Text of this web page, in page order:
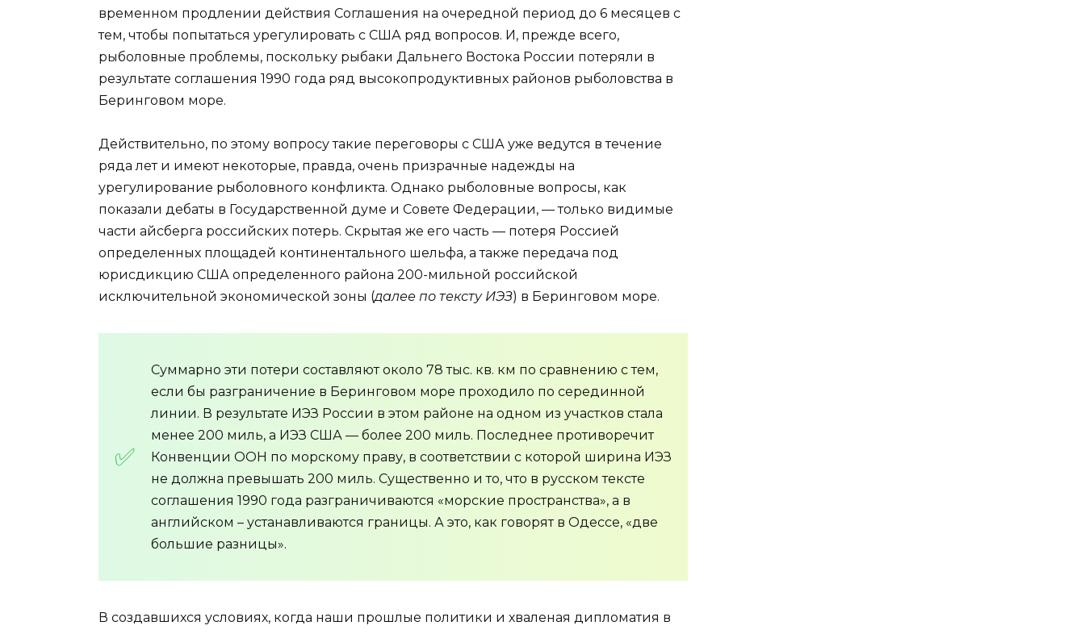
временном продлении действия Соглашения на очередной период до 6 месяцев с
тем, чтобы попытаться урегулировать с США ряд вопросов. И, прежде всего,
рыболовные проблемы, поскольку рыбаки Дальнего Востока России потеряли в
результате соглашения 1990 года ряд высокопродуктивных районов рыболовства в
Беринговом море.
Действительно, по этому вопросу такие переговоры с США уже ведутся в течение
ряда лет и имеют некоторые, правда, очень призрачные надежды на
урегулирование рыболовного конфликта. Однако рыболовные вопросы, как
показали дебаты в Государственной думе и Совете Федерации, — только видимые
части айсберга российских потерь. Скрытая же его часть — потеря Россией
определенных площадей континентального шельфа, а также передача под
юрисдикцию США определенного района 200-мильной российской
исключительной экономической зоны (далее по тексту ИЭЗ) в Беринговом море.
Суммарно эти потери составляют около 78 тыс. кв. км по сравнению с тем,
если бы разграничение в Беринговом море проходило по серединной
линии. В результате ИЭЗ России в этом районе на одном из участков стала
менее 200 миль, а ИЭЗ США — более 200 миль. Последнее противоречит
Конвенции ООН по морскому праву, в соответствии с которой ширина ИЭЗ
не должна превышать 200 миль. Существенно и то, что в русском тексте
соглашения 1990 года разграничиваются «морские пространства», а в
английском – устанавливаются границы. А это, как говорят в Одессе, «две
большие разницы».
В создавшихся условиях, когда наши прошлые политики и хваленая дипломатия в